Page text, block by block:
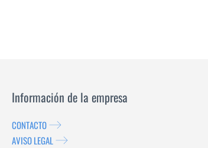
Información de la empresa
CONTACTO
AVISO LEGAL